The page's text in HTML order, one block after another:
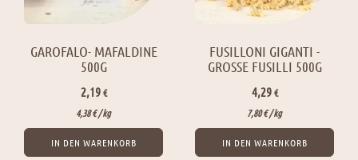
GAROFALO- MAFALDINE
500G
2,19€
4,38€/ kg
IN DEN WARENKORB
FUSILLONI GIGANTI -
GROSSE FUSILLI 500G
4,29€
7,80€/ kg
IN DEN WARENKORB